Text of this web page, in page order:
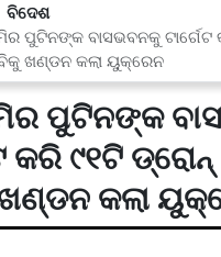
ବିଦେଶ
ପୁଟିନଙ୍କ ବାସଭବନକୁ ଟାର୍ଗେଟ
ଖଣ୍ଡନ କଲା ୟୁକ୍ରେନ
ପୁଟିନଙ୍କ
କରି ୯୧ଟି
କଲା